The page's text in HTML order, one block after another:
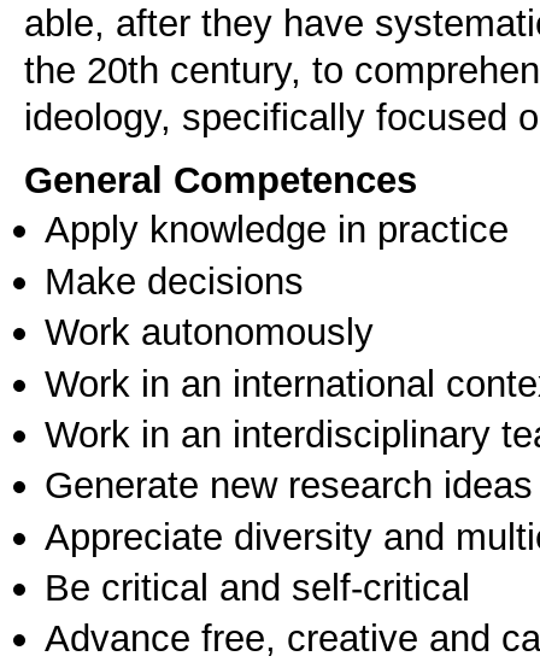
able, after they have
the 20th century, to
ideology, specifically focused
General Competences
Apply knowledge in practice
Make decisions
Work autonomously
Work in an international
Work in an interdisciplinary
Generate new research ideas
Appreciate diversity and
Be critical and self-critical
Advance free, creative and